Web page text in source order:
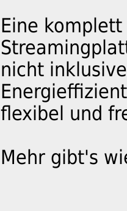
Eine
nicht
flexibel und
Mehr gibt's